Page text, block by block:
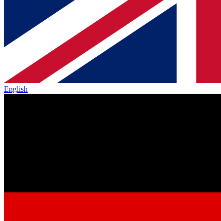
English